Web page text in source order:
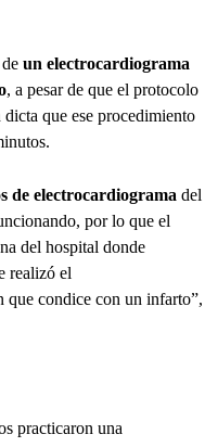
un electrocardiograma
, a pesar de que el protocolo
que ese procedimiento
de electrocardiograma del
por lo que el
del hospital donde
realizó el
que condice con un infarto”,
practicaron una